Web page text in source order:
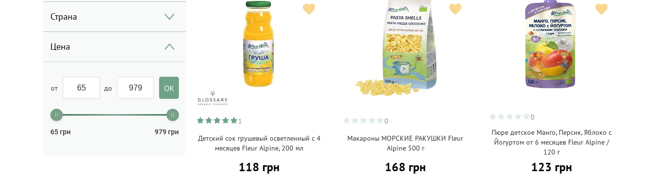
Страна
Цена
от до
65 грн 979 грн
1
Детский сок грушевый осветленный с 4
месяцев Fleur Alpine, 200 мл
118 грн
0
Макароны МОРСКИЕ РАКУШКИ Fleur
Alpine 500 г
168 грн
0
Пюре детское Манго, Персик, Яблоко с
Йогуртом от 6 месяцев Fleur Alpine /
120 г
123 грн